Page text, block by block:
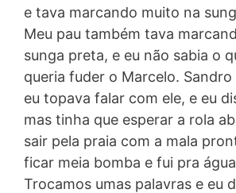
e tava marcando muito na
Meu pau também tava
sunga preta, e eu não sabia o
queria fuder o Marcelo.
eu topava falar com ele, e eu
mas tinha que esperar a rola
sair pela praia com a mala
ficar meia bomba e fui pra
Trocamos umas palavras e eu